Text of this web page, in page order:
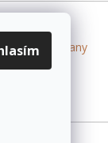
ochrany